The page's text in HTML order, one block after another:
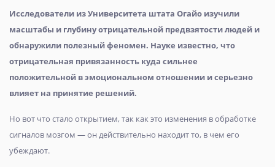
Исследователи из Университета штата Огайо изучили
масштабы и глубину отрицательной предвзятости людей и
обнаружили полезный феномен. Науке известно, что
отрицательная привязанность куда сильнее
положительной в эмоциональном отношении и серьезно
влияет на принятие решений.
Но вот что стало открытием, так как это изменения в обработке
сигналов мозгом — он действительно находит то, в чем его
убеждают.